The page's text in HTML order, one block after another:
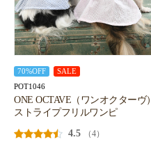
70%OFF SALE
POT1046
ONE OCTAVE（ワンオクターヴ）
ストライプフリルワンピ
4.5
（4）